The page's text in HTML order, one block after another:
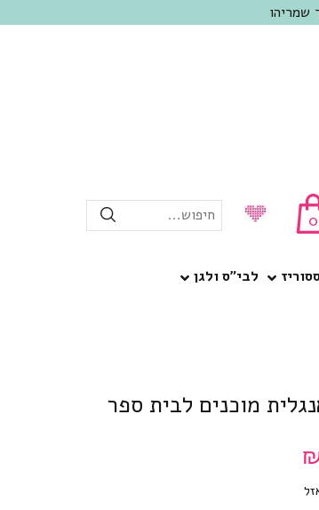
0 חיפוש...
לבי”ס ולגן
מוכנים לבית ספר